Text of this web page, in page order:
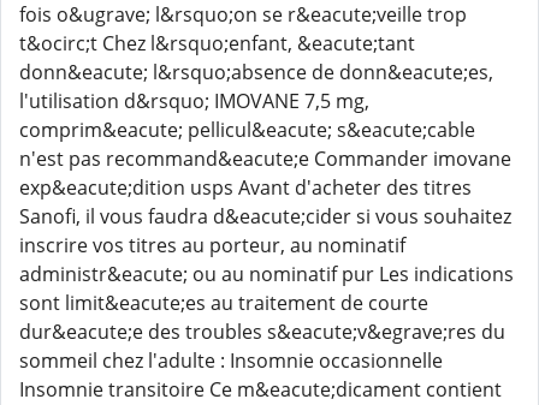
fois o&ugrave; l&rsquo;on se r&eacute;veille trop
t&ocirc;t Chez l&rsquo;enfant, &eacute;tant
donn&eacute; l&rsquo;absence de donn&eacute;es,
l'utilisation d&rsquo; IMOVANE 7,5 mg,
comprim&eacute; pellicul&eacute; s&eacute;cable
n'est pas recommand&eacute;e Commander imovane
exp&eacute;dition usps Avant d'acheter des titres
Sanofi, il vous faudra d&eacute;cider si vous souhaitez
inscrire vos titres au porteur, au nominatif
administr&eacute; ou au nominatif pur Les indications
sont limit&eacute;es au traitement de courte
dur&eacute;e des troubles s&eacute;v&egrave;res du
sommeil chez l'adulte : Insomnie occasionnelle
Insomnie transitoire Ce m&eacute;dicament contient